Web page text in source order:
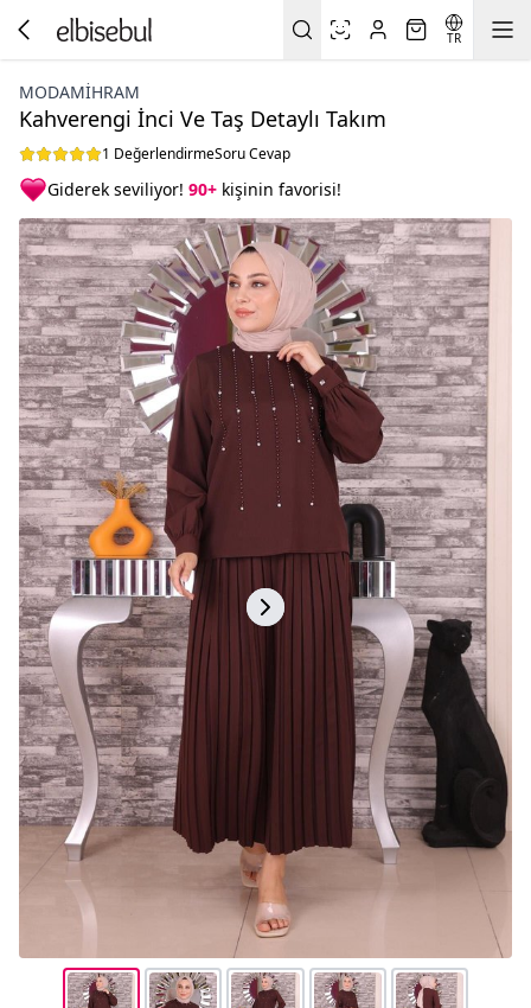
TR
MODAMIHRAM
Kahverengi İnci Ve Taş Detaylı Takım
1 DeğerlendirmeSoru Cevap
Giderek seviliyor! 90+ kişinin favorisi!